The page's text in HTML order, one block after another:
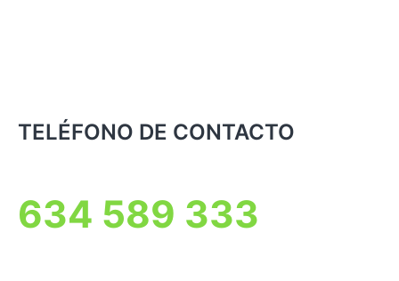
TELÉFONO DE CONTACTO
634 589 333